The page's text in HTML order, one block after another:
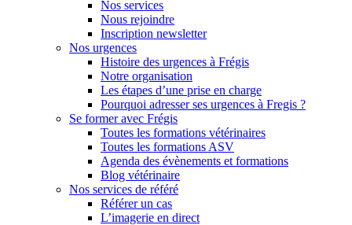
Nos services
Nous rejoindre
Inscription newsletter
Nos urgences
Histoire des urgences à Frégis
Notre organisation
Les étapes d’une prise en charge
Pourquoi adresser ses urgences à Fregis ?
Se former avec Frégis
Toutes les formations vétérinaires
Toutes les formations ASV
Agenda des évènements et formations
Blog vétérinaire
Nos services de référé
Référer un cas
L’imagerie en direct